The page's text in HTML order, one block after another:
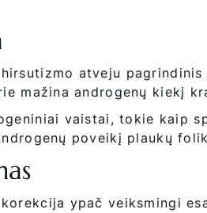
atveju pagrindinis
mažina androgenų kiekį
vaistai, tokie kaip
poveikį plaukų
ypač veiksmingi